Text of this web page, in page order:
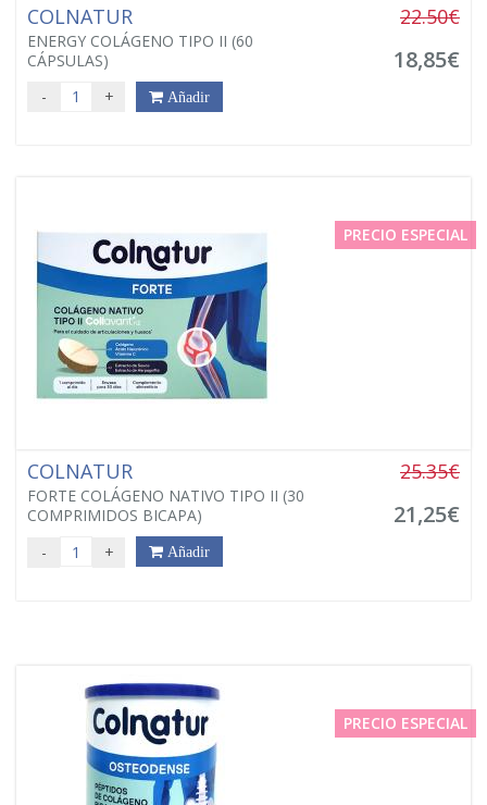
COLNATUR
ENERGY COLÁGENO TIPO II (60
CÁPSULAS)
22.50€
18,85€
- + Añadir
PRECIO ESPECIAL
COLNATUR
FORTE COLÁGENO NATIVO TIPO II (30
COMPRIMIDOS BICAPA)
25.35€
21,25€
- + Añadir
PRECIO ESPECIAL